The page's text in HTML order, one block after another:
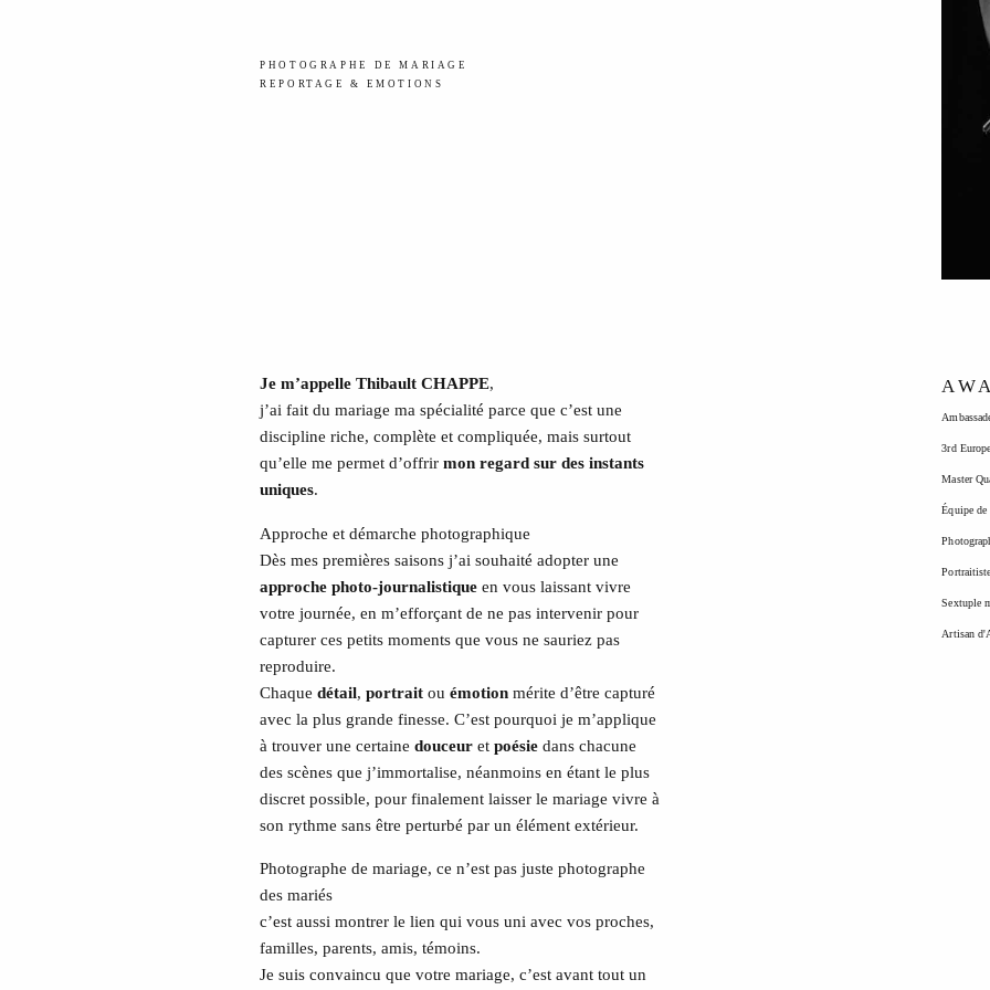
PHOTOGRAPHE DE MARIAGE
REPORTAGE & EMOTIONS
Je m’appelle Thibault CHAPPE,
j’ai fait du mariage ma spécialité parce que c’est une
discipline riche, complète et compliquée, mais surtout
qu’elle me permet d’offrirmon regard sur des instants
uniques.
Approche et démarche photographique
Dès mes premières saisons j’ai souhaité adopter une
approche photo-journalistique en vous laissant vivre
votre journée, en m’efforçant de ne pas intervenir pour
capturer ces petits moments que vous ne sauriez pas
reproduire.
Chaquedétail,portrait ouémotion mérite d’être capturé
avec la plus grande finesse. C’est pourquoi je m’applique
à trouver une certainedouceur etpoésie dans chacune
des scènes que j’immortalise, néanmoins en étant le plus
discret possible, pour finalement laisser le mariage vivre à
son rythme sans être perturbé par un élément extérieur.
Photographe de mariage, ce n’est pas juste photographe
des mariés
c’est aussi montrer le lien qui vous uni avec vos proches,
familles, parents, amis, témoins.
Je suis convaincu que votre mariage, c’est avant tout un
3rd
Master
Équipe de
Sextuple
Artisan